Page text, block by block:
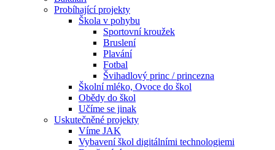
Probíhající projekty
Škola v pohybu
Sportovní kroužek
Bruslení
Plavání
Fotbal
Švihadlový princ / princezna
Školní mléko, Ovoce do škol
Obědy do škol
Učíme se jinak
Uskutečněné projekty
Víme JAK
Vybavení škol digitálními technologiemi